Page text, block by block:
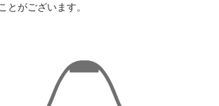
がございます。